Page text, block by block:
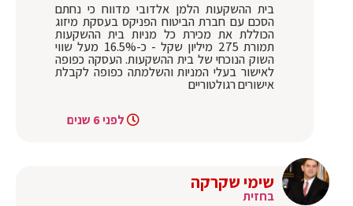
בית ההשקעות הלמן אלדובי מדווח כי נחתם
הסכם עם חברת הביטוח הפניקס בעסקת מיזוג
הכוללת את מכירת כל מניות בית ההשקעות
תמורת 275 מיליון שקל - כ-16.5% מעל שווי
השוק הנוכחי של בית ההשקעות. העסקה כפופה
לאישור בעלי המניות והשלמתה כפופה לקבלת
אישורים רגולטוריים
לפני 6 שנים
שימי שקרקה
בחזית